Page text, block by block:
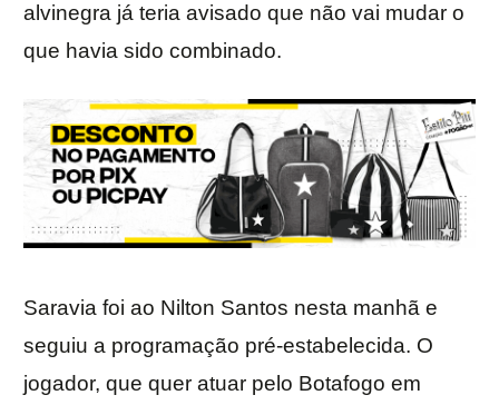
alvinegra já teria avisado que não vai mudar o
que havia sido combinado.
Saravia foi ao Nilton Santos nesta manhã e
seguiu a programação pré-estabelecida. O
jogador, que quer atuar pelo Botafogo em